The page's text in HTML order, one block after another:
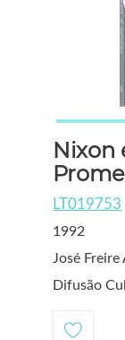
Nixon
LT019753
1992
José
Difusão